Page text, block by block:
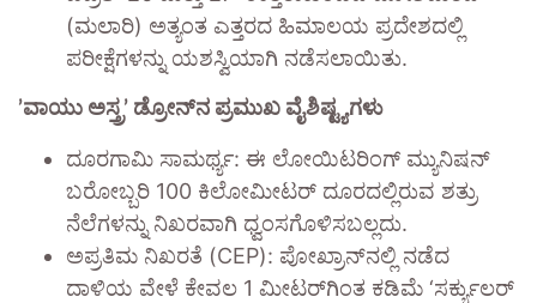
(ಮಲಾರಿ) ಅತ್ಯಂತ ಎತ್ತರದ ಹಿಮಾಲಯ ಪ್ರದೇಶದಲ್ಲಿ
ಪರೀಕ್ಷೆಗಳನ್ನು ಯಶಸ್ವಿಯಾಗಿ ನಡೆಸಲಾಯಿತು.
​’ವಾಯು ಅಸ್ತ್ರ’ ಡ್ರೋನ್‌ನ ಪ್ರಮುಖ ವೈಶಿಷ್ಟ್ಯಗಳು
ದೂರಗಾಮಿ ಸಾಮರ್ಥ್ಯ: ಈ ಲೋಯಿಟರಿಂಗ್ ಮ್ಯುನಿಷನ್
ಬರೋಬ್ಬರಿ 100 ಕಿಲೋಮೀಟರ್ ದೂರದಲ್ಲಿರುವ ಶತ್ರು
ನೆಲೆಗಳನ್ನು ನಿಖರವಾಗಿ ಧ್ವಂಸಗೊಳಿಸಬಲ್ಲದು.
​ಅಪ್ರತಿಮ ನಿಖರತೆ (CEP): ಪೋಖ್ರಾನ್‌ನಲ್ಲಿ ನಡೆದ
ದಾಳಿಯ ವೇಳೆ ಕೇವಲ 1 ಮೀಟರ್‌ಗಿಂತ ಕಡಿಮೆ ‘ಸರ್ಕ್ಯುಲರ್